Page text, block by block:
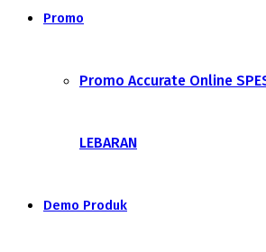
Promo
Promo Accurate Online
LEBARAN
Demo Produk